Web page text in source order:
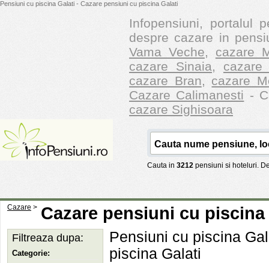
Pensiuni cu piscina Galati - Cazare pensiuni cu piscina Galati
Infopensiuni, portalul
despre cazare in
Vama Veche, cazare
cazare Sinaia, cazare
cazare Bran, cazare
Cazare Calimanesti -
cazare Sighisoara
Cauta in 3212 pensiuni si hoteluri.
Cazare > Cazare pensiuni cu
Pensiuni cu piscina
piscina Galati
Filtreaza dupa:
Categorie: